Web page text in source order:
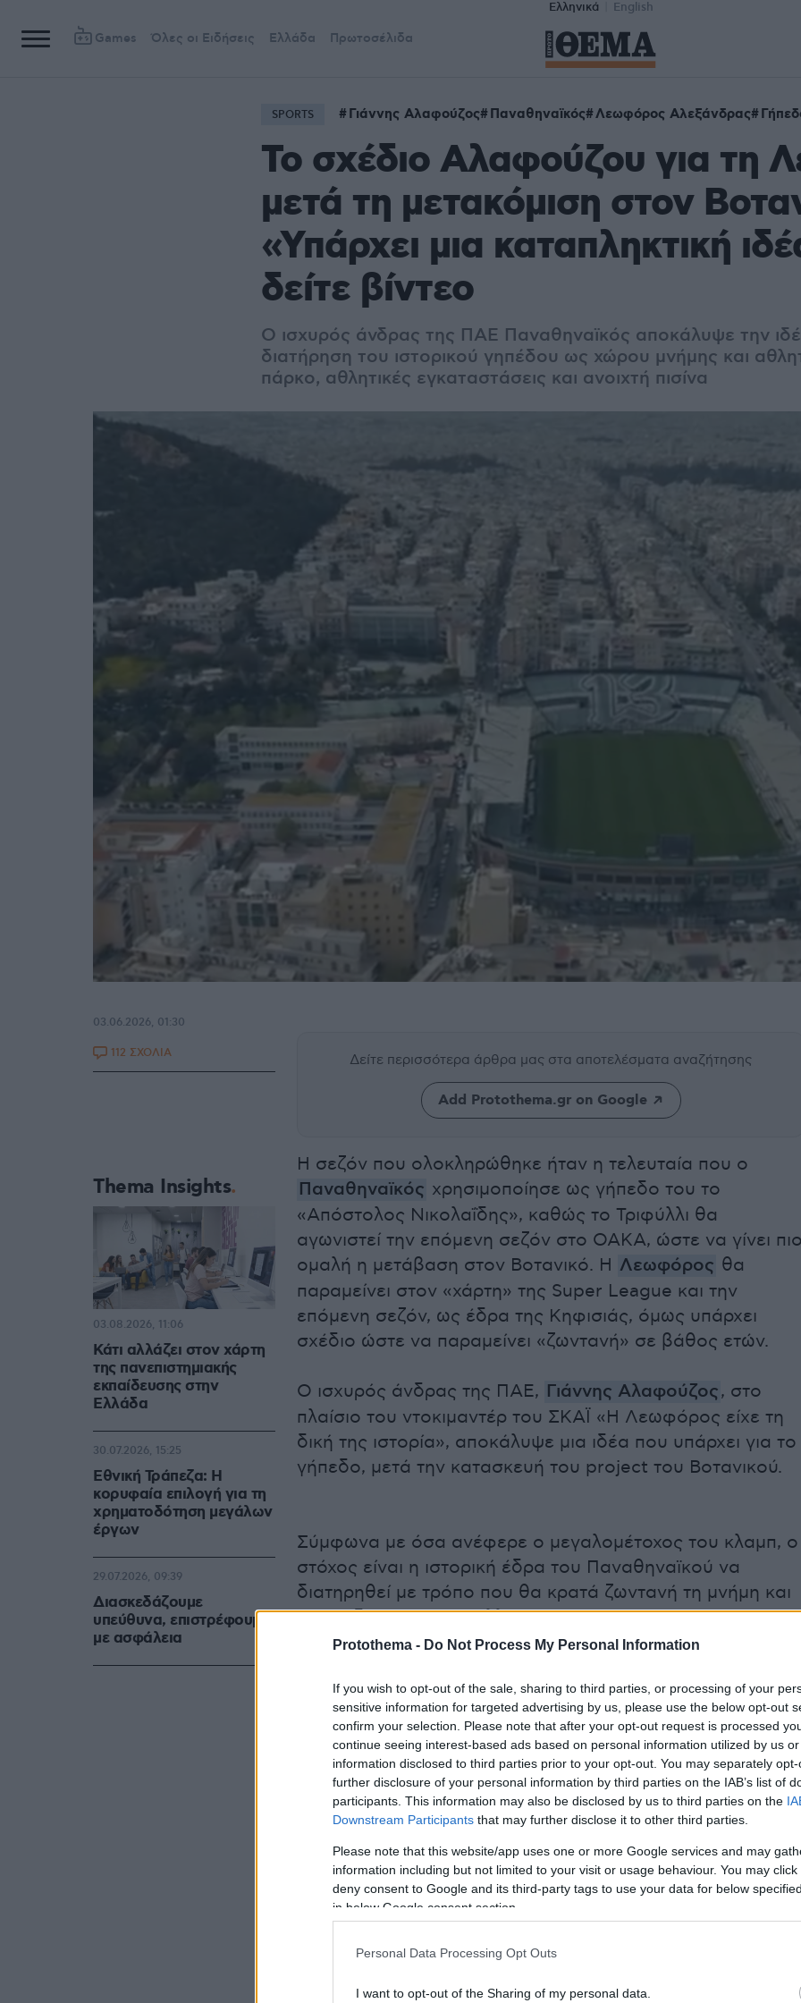
Protothema - Do Not Process My Personal Information
If you wish to opt-out of the sale, sharing to third parties, or processing of your
sensitive information for targeted advertising by us, please use the below opt-out
confirm your selection. Please note that after your opt-out request is processed
continue seeing interest-based ads based on personal information utilized by us
information disclosed to third parties prior to your opt-out. You may separately
further disclosure of your personal information by third parties on the IAB’s list of
participants. This information may also be disclosed by us to third parties on the
Downstream Participants that may further disclose it to other third parties.
Please note that this website/app uses one or more Google services and may
information including but not limited to your visit or usage behaviour. You may
deny consent to Google and its third-party tags to use your data for below
in below Google consent section.
Personal Data Processing Opt Outs
I want to opt-out of the Sharing of my personal data.
Ελληνικά English
Games Όλες οι Ειδήσεις Ελλάδα Πρωτοσέλιδα
SPORTS Γιάννης Αλαφούζος Παναθηναϊκός Λεωφόρος Αλεξάνδρας
Το σχέδιο Αλαφούζου για τη
μετά τη μετακόμιση στον
«Υπάρχει μια καταπληκτική
δείτε βίντεο
Ο ισχυρός άνδρας της ΠΑΕ Παναθηναϊκός αποκάλυψε την
διατήρηση του ιστορικού γηπέδου ως χώρου μνήμης και
πάρκο, αθλητικές εγκαταστάσεις και ανοιχτή πισίνα
Δείτε περισσότερα άρθρα μας στα αποτελέσματα αναζήτησης
Add Protothema.gr on Google
Η σεζόν που ολοκληρώθηκε ήταν η τελευταία που ο
Παναθηναϊκός χρησιμοποίησε ως γήπεδο του το
«Απόστολος Νικολαΐδης», καθώς το Τριφύλλι θα
αγωνιστεί την επόμενη σεζόν στο ΟΑΚΑ, ώστε να γίνει
ομαλή η μετάβαση στον Βοτανικό. Η Λεωφόρος θα
παραμείνει στον «χάρτη» της Super League και την
επόμενη σεζόν, ως έδρα της Κηφισιάς, όμως υπάρχει
σχέδιο ώστε να παραμείνει «ζωντανή» σε βάθος ετών.
Ο ισχυρός άνδρας της ΠΑΕ, Γιάννης Αλαφούζος, στο
πλαίσιο του ντοκιμαντέρ του ΣΚΑΪ «Η Λεωφόρος είχε τη
δική της ιστορία», αποκάλυψε μια ιδέα που υπάρχει για το
γήπεδο, μετά την κατασκευή του project του Βοτανικού.
Σύμφωνα με όσα ανέφερε ο μεγαλομέτοχος του κλαμπ, ο
στόχος είναι η ιστορική έδρα του Παναθηναϊκού να
διατηρηθεί με τρόπο που θα κρατά ζωντανή τη μνήμη και
τη σύνδεση με τον σύλλογο. Η πρόταση είναι να
παραμείνουν τα δύο πέταλα, καθώς και η εξέδρα που
παρουσιάστηκε, στην οποία περιλαμβάνονται, μεταξύ
03.06.2026, 01:30
112 ΣΧΟΛΙΑ
Thema Insights
Κάτι αλλάζει στον χάρτη
της πανεπιστημιακής
εκπαίδευσης στην
Ελλάδα
03.08.2026, 11:06
Εθνική Τράπεζα: Η
κορυφαία επιλογή για τη
χρηματοδότηση μεγάλων
έργων
30.07.2026, 15:25
Διασκεδάζουμε
υπεύθυνα, επιστρέφουμε
με ασφάλεια
29.07.2026, 09:39